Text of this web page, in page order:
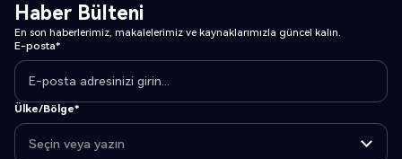
Haber Bülteni
En son haberlerimiz, makalelerimiz ve kaynaklarımızla güncel kalın.
E-posta*
Ülke/Bölge*